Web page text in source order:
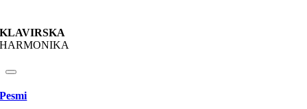
KLAVIRSKA
HARMONIKA
Pesmi